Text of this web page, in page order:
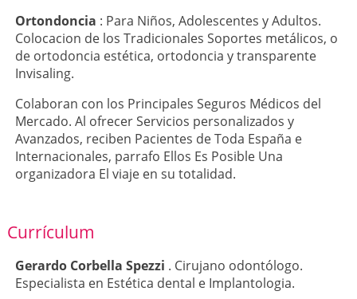
Ortondoncia : Para Niños, Adolescentes y Adultos.
Colocacion de los Tradicionales Soportes metálicos, o
de ortodoncia estética, ortodoncia y transparente
Invisaling.
Colaboran con los Principales Seguros Médicos del
Mercado. Al ofrecer Servicios personalizados y
Avanzados, reciben Pacientes de Toda España e
Internacionales, parrafo Ellos Es Posible Una
organizadora El viaje en su totalidad.
Currículum
Gerardo Corbella Spezzi . Cirujano odontólogo.
Especialista en Estética dental e Implantologia.